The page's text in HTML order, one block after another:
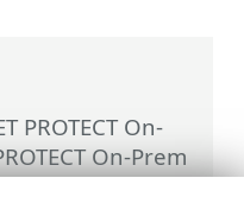
PROTECT On-
On-Prem
Menu principal